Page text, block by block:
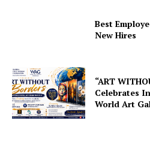
Best
New Hires
“ART
Celebrates
World Art